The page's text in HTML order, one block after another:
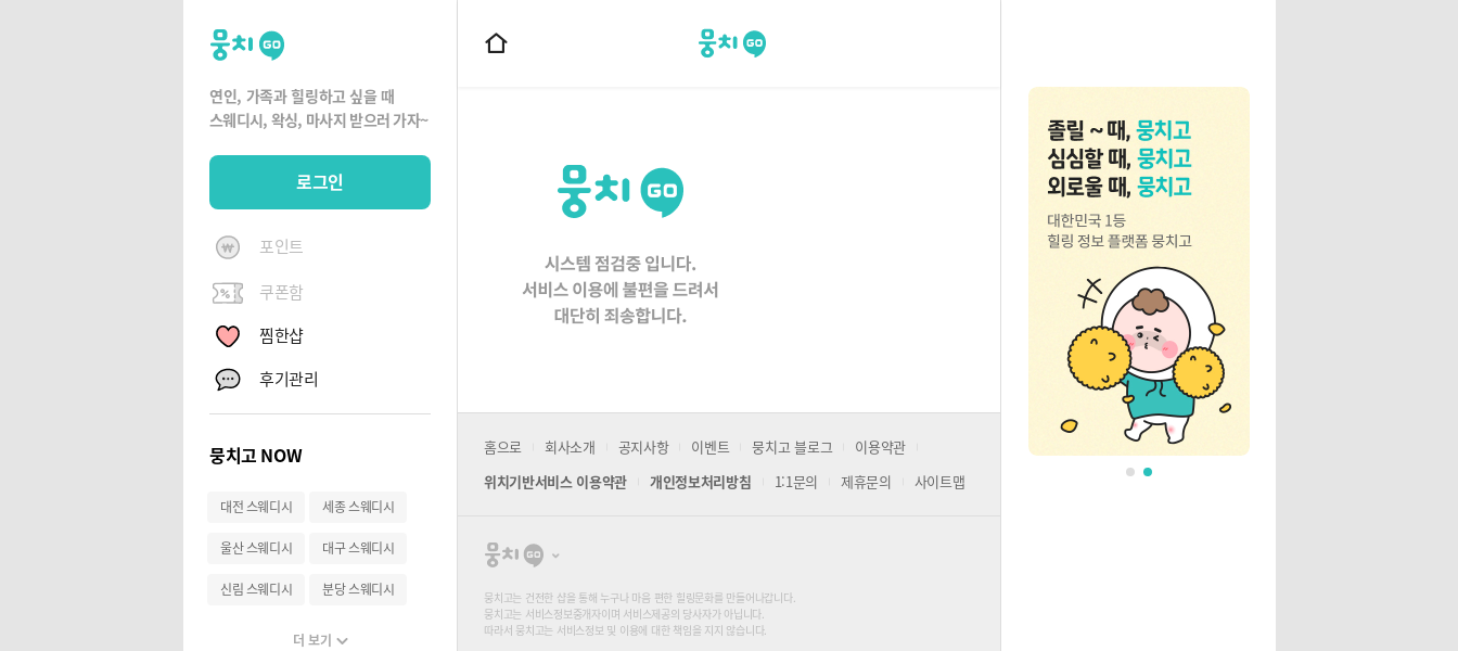
뭉
치
고
연인, 가족과 힐링하고 싶을 때
스웨디시, 왁싱, 마사지 받으러 가자~
로그인
포인트
쿠폰함
찜한샵
후기관리
뭉치고 NOW
대전 스웨디시 세종 스웨디시
울산 스웨디시 대구 스웨디시
신림 스웨디시 분당 스웨디시
더 보기
뭉치고
홈
홈으로 회사소개 공지사항 이벤트 뭉치고 블로그
이용약관
위치기반서비스 이용약관
개인정보처리방침 1:1문의 제휴문의 사이트맵
뭉
고
뭉치고는 건전한 샵을 통해 누구나 마음 편한 힐링문화를 만들어나갑니다.
뭉치고는 서비스정보중개자이며 서비스제공의 당사자가 아닙니다.
따라서 뭉치고는 서비스정보 및 이용에 대한 책임을 지지 않습니다.